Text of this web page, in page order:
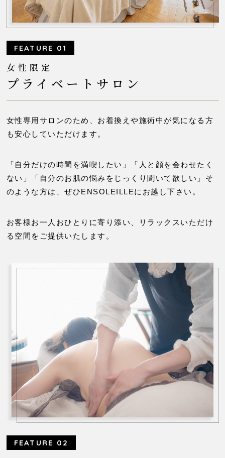
FEATURE 01
女性限定
プライベートサロン
女性専用サロンのため、 お着換えや施術中が気になる方
も安心していただけます。
「自分だけの時間を満喫したい」「人と顔を会わせたく
ない」
「自分のお肌の悩みをじっくり聞いて欲しい」 そ
のような方は、ぜひENSOLEILLEにお越し下さい。
お客様お一人おひとりに寄り添い、
リラックスいただけ
る空間をご提供いたします。
FEATURE 02